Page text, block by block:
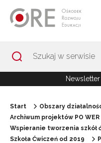
Start
Obszary
Archiwum projektów PO WER
Wspieranie tworzenia szkół
Szkoła Ćwiczeń od 2019